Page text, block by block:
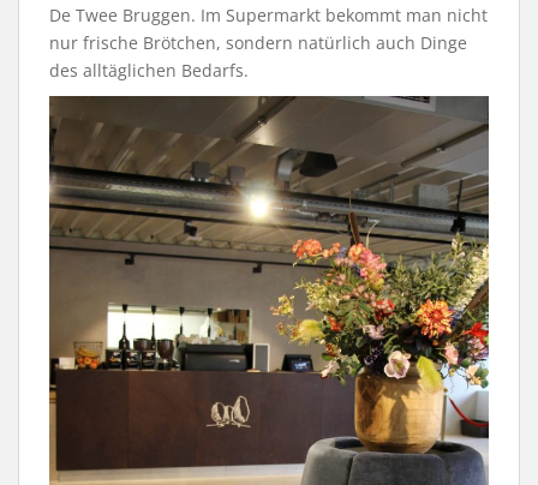
De Twee Bruggen. Im Supermarkt bekommt man nicht
nur frische Brötchen, sondern natürlich auch Dinge
des alltäglichen Bedarfs.